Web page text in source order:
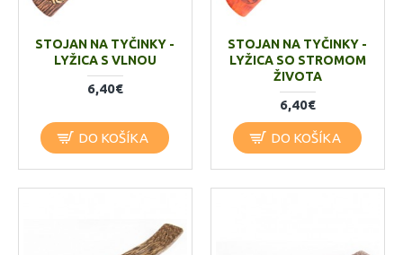
STOJAN NA TYČINKY -
LYŽICA S VLNOU
6,40€
DO KOŠÍKA
STOJAN NA TYČINKY -
LYŽICA SO STROMOM
ŽIVOTA
6,40€
DO KOŠÍKA